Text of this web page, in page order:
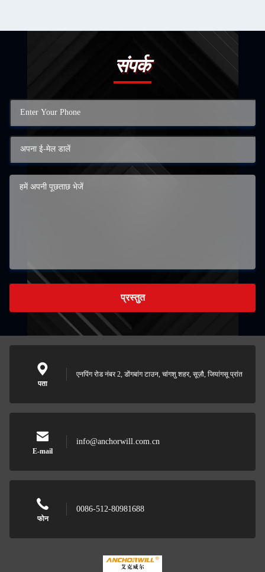
संपर्क
प्रस्तुत
पता
एनपिंग रोड नंबर 2, डोंगबांग टाउन, चांगशु शहर, सूज़ौ, जियांगसू प्रांत
E-mail
info@anchorwill.com.cn
फोन
0086-512-80981688